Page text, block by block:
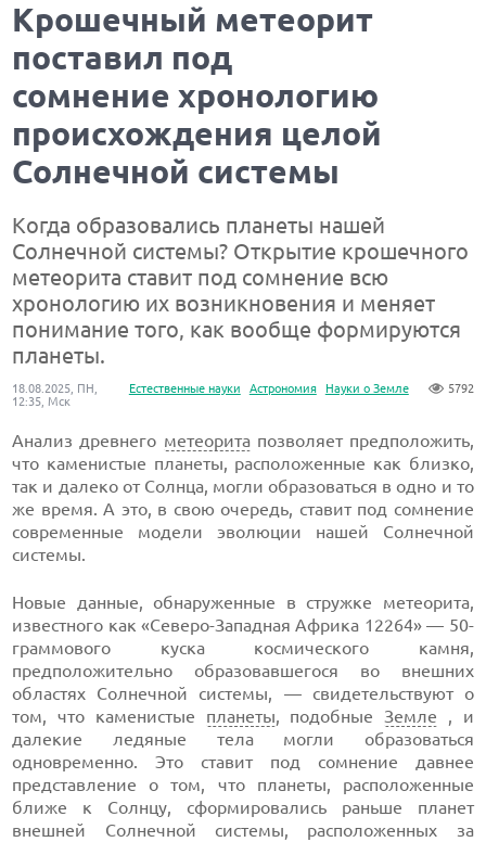
Крошечный метеорит
поставил под
сомнение хронологию
происхождения целой
Солнечной системы
Когда образовались планеты нашей
Солнечной системы? Открытие крошечного
метеорита ставит под сомнение всю
хронологию их возникновения и меняет
понимание того, как вообще формируются
планеты.
Естественные науки Астрономия Науки о Земле 5792
18.08.2025, ПН,
12:35, Мск
Анализ древнего метеоритапозволяет предположить,
что каменистые планеты, расположенные как близко,
так и далеко от Солнца, могли образоваться в одно и то
же время. А это, в свою очередь, ставит под сомнение
современные модели эволюции нашей Солнечной
системы.
Новые данные, обнаруженные в стружке метеорита,
известного как «Северо-Западная Африка 12264» — 50-
граммового куска космического камня,
предположительно образовавшегося во внешних
областях Солнечной системы, — свидетельствуют о
том, что каменистые планеты, подобныеЗемле , и
далекие ледяные тела могли образоваться
одновременно. Это ставит под сомнение давнее
представление о том, что планеты, расположенные
ближе к Солнцу, сформировались раньше планет
внешней Солнечной системы, расположенных за